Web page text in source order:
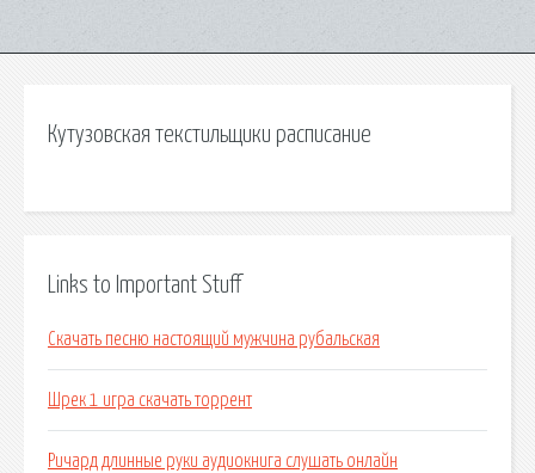
Кутузовская текстильщики расписание
Links to Important Stuff
Скачать песню настоящий мужчина рубальская
Шрек 1 игра скачать торрент
Ричард длинные руки аудиокнига слушать онлайн